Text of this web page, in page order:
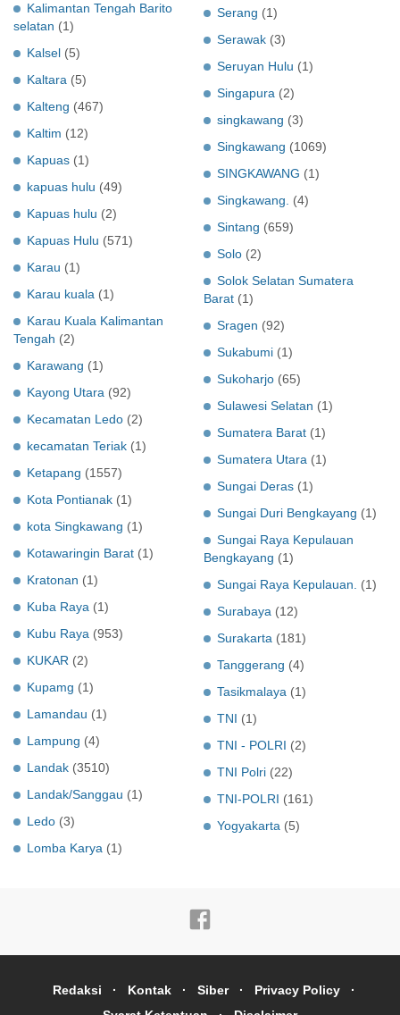
Kalimantan Tengah Barito
selatan (1)
Kalsel (5)
Kaltara (5)
Kalteng (467)
Kaltim (12)
Kapuas (1)
kapuas hulu (49)
Kapuas hulu (2)
Kapuas Hulu (571)
Karau (1)
Karau kuala (1)
Karau Kuala Kalimantan
Tengah (2)
Karawang (1)
Kayong Utara (92)
Kecamatan Ledo (2)
kecamatan Teriak (1)
Ketapang (1557)
Kota Pontianak (1)
kota Singkawang (1)
Kotawaringin Barat (1)
Kratonan (1)
Kuba Raya (1)
Kubu Raya (953)
KUKAR (2)
Kupamg (1)
Lamandau (1)
Lampung (4)
Landak (3510)
Landak/Sanggau (1)
Ledo (3)
Lomba Karya (1)
Serang (1)
Serawak (3)
Seruyan Hulu (1)
Singapura (2)
singkawang (3)
Singkawang (1069)
SINGKAWANG (1)
Singkawang.
(4)
Sintang (659)
Solo (2)
Solok Selatan Sumatera
Barat (1)
Sragen (92)
Sukabumi (1)
Sukoharjo (65)
Sulawesi Selatan (1)
Sumatera Barat (1)
Sumatera Utara (1)
Sungai Deras (1)
Sungai Duri Bengkayang (1)
Sungai Raya Kepulauan
Bengkayang (1)
Sungai Raya Kepulauan.
(1)
Surabaya (12)
Surakarta (181)
Tanggerang (4)
Tasikmalaya (1)
TNI (1)
TNI - POLRI (2)
TNI Polri (22)
TNI-POLRI (161)
Yogyakarta (5)
Redaksi Kontak Siber
Privacy Policy